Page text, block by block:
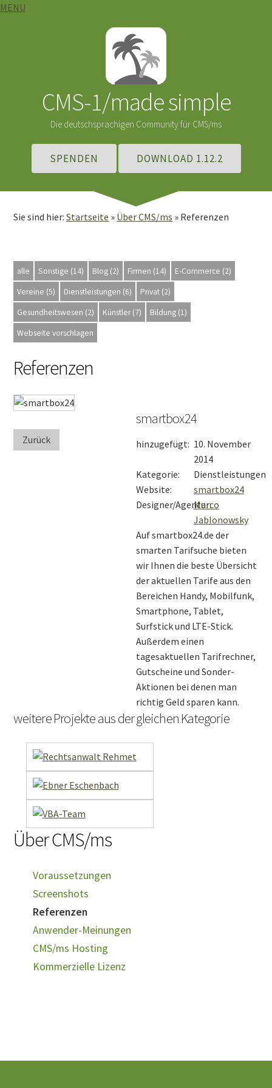
MENU
CMS-1/made simple
Die deutschsprachigen Community für CMS/ms
SPENDEN DOWNLOAD 1.12.2
Sie sind hier:Startseite » Über CMS/ms » Referenzen
alle Sonstige (14) Blog (2) Firmen (14)
E-Commerce (2)
Vereine (5)
Dienstleistungen (6)
Privat (2)
Gesundheitswesen (2)
Künstler (7)
Bildung (1)
Webseite vorschlagen
Referenzen
Zurück
smartbox24
hinzugefügt: 10. November
2014
Kategorie:
Dienstleistungen
Website:
smartbox24
Designer/Agentur:
Marco
Jablonowsky
Auf smartbox24.de der
smarten Tarifsuche bieten
wir Ihnen die beste Übersicht
der aktuellen Tarife aus den
Bereichen Handy, Mobilfunk,
Smartphone, Tablet,
Surfstick und LTE-Stick.
Außerdem einen
tagesaktuellen Tarifrechner,
Gutscheine und Sonder-
Aktionen bei denen man
richtig Geld sparen kann.
weitere Projekte aus der gleichen Kategorie
Über CMS/ms
Voraussetzungen
Screenshots
Referenzen
Anwender-Meinungen
CMS/ms Hosting
Kommerzielle Lizenz